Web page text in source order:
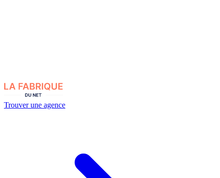
Trouver une agence